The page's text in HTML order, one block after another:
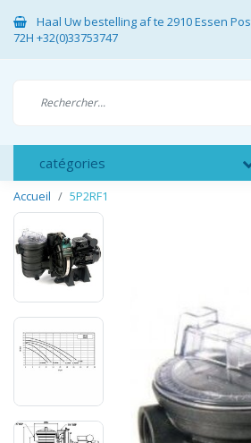
Haal Uw bestelling af te 2910 Essen
72H +32(0)33753747
catégories
Accueil 5P2RF1